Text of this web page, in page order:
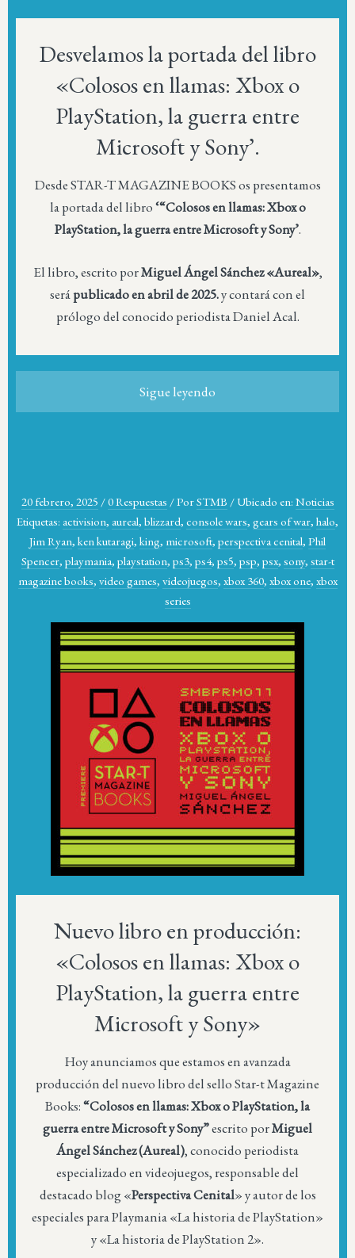
Desvelamos la portada del libro
«Colosos en llamas: Xbox o
PlayStation, la guerra entre
Microsoft y Sony’.
Desde STAR-T MAGAZINE BOOKS os presentamos
la portada del libro‘“Colosos en llamas: Xbox o
PlayStation, la guerra entre Microsoft y Sony’.
El libro, escrito porMiguel Ángel Sánchez «Aureal»,
serápublicado en abril de 2025.y contará con el
prólogo del conocido periodista Daniel Acal.
Sigue leyendo
20 febrero, 2025 /0 Respuestas /PorSTMB / Ubicado en: Noticias
Etiquetas: activision, aureal, blizzard, console wars, gears of war, halo,
Jim Ryan, ken kutaragi, king, microsoft, perspectiva cenital, Phil
Spencer, playmania, playstation, ps3, ps4, ps5, psp, psx, sony, star-t
magazine books, video games, videojuegos, xbox 360, xbox one, xbox
series
Nuevo libro en producción:
«Colosos en llamas: Xbox o
PlayStation, la guerra entre
Microsoft y Sony»
Hoy anunciamos que estamos en avanzada
producción del nuevo libro del sello Star-t Magazine
Books:“Colosos en llamas: Xbox o PlayStation, la
guerra entre Microsoft y Sony”escrito porMiguel
Ángel Sánchez (Aureal), conocido periodista
especializado en videojuegos, responsable del
destacado blog «Perspectiva Cenital» y autor de los
especiales para Playmania «La historia de PlayStation»
y «La historia de PlayStation 2».